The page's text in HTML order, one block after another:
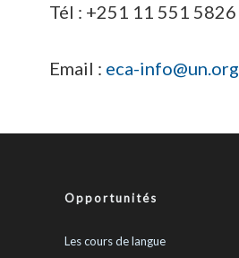
Tél : +251 11 551 5826
Email : eca-info@un.org
Opportunités
Les cours de langue